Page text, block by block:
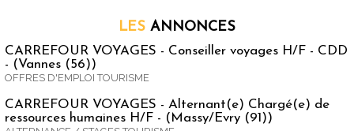
LES ANNONCES
CARREFOUR VOYAGES - Conseiller voyages H/F - CDD
- (Vannes (56))
OFFRES D'EMPLOI TOURISME
CARREFOUR VOYAGES - Alternant(e) Chargé(e) de
ressources humaines H/F - (Massy/Evry (91))